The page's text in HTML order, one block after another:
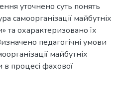
уточнено суть понять
самоорганізації майбутніх
та охарактеризовано їх
педагогічні умови
майбутніх
в процесі фахової